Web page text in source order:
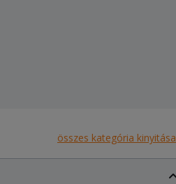
összes kategória kinyitása